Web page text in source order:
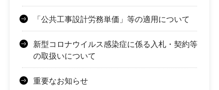
「公共工事設計労務単価」等の適用について
新型コロナウイルス感染症に係る入札・契約等
の取扱いについて
重要なお知らせ